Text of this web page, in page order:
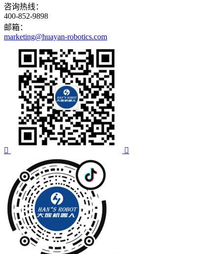
咨询热线：
400-852-9898
邮箱：
marketing@huayan-robotics.com